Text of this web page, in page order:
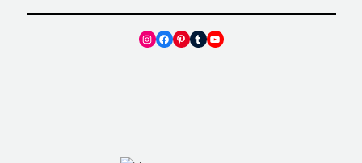
Instagram
Facebook
Pinterest
TumblrYouTube